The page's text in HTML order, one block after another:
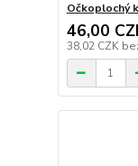
Očkoplochý
46,00
38,02 CZK